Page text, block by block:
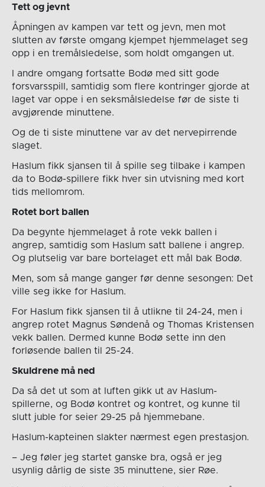
Tett og jevnt
Åpningen av kampen var tett og jevn, men mot
slutten av første omgang kjempet hjemmelaget seg
opp i en tremålsledelse, som holdt omgangen ut.
I andre omgang fortsatte Bodø med sitt gode
forsvarsspill, samtidig som flere kontringer gjorde at
laget var oppe i en seksmålsledelse før de siste ti
avgjørende minuttene.
Og de ti siste minuttene var av det nervepirrende
slaget.
Haslum fikk sjansen til å spille seg tilbake i kampen
da to Bodø-spillere fikk hver sin utvisning med kort
tids mellomrom.
Rotet bort ballen
Da begynte hjemmelaget å rote vekk ballen i
angrep, samtidig som Haslum satt ballene i angrep.
Og plutselig var bare bortelaget ett mål bak Bodø.
Men, som så mange ganger før denne sesongen: Det
ville seg ikke for Haslum.
For Haslum fikk sjansen til å utlikne til 24-24, men i
angrep rotet Magnus Søndenå og Thomas Kristensen
vekk ballen. Dermed kunne Bodø sette inn den
forløsende ballen til 25-24.
Skuldrene må ned
Da så det ut som at luften gikk ut av Haslum-
spillerne, og Bodø kontret og kontret, og kunne til
slutt juble for seier 29-25 på hjemmebane.
Haslum-kapteinen slakter nærmest egen prestasjon.
– Jeg føler jeg startet ganske bra, også er jeg
usynlig dårlig de siste 35 minuttene, sier Røe.